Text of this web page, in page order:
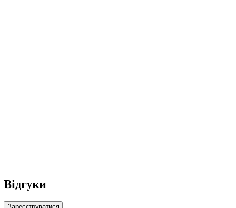
Відгуки
Зареєструватися